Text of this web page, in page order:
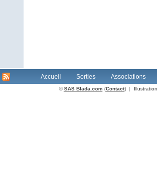
Accueil Sorties Associations
©SAS Blada.com(Contact) |